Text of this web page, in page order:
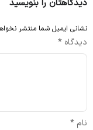
دیدگاهتان را بنویسید
نشانی ایمیل شما منتشر
دیدگاه *
نام *